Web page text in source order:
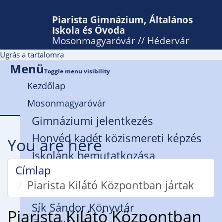
Piarista Gimnázium, Általános
Iskola és Óvoda
Mosonmagyaróvár // Hédervár
Ugrás a tartalomra
MenüToggle menu visibility
Kezdőlap
Mosonmagyaróvár
Gimnáziumi jelentkezés
Honvéd kadét közismereti képzés
Iskolánk bemutatkozása
Rendház
Zsidanits István Alapítvány
Sík Sándor Könyvtár
You are here
Címlap
Piarista Kilátó Központban jártak
Piarista Kilátó Központban